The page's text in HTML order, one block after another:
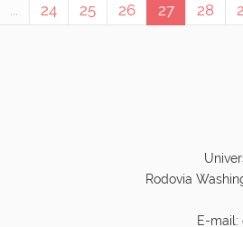
... 24 25 26 27 28
Rodovia
E-mail: